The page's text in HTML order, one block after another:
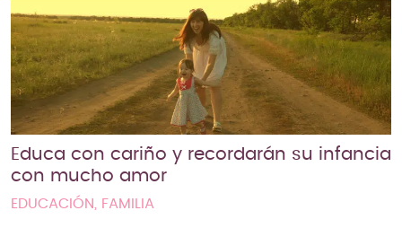
Educa con cariño y recordarán su infancia
con mucho amor
EDUCACIÓN, FAMILIA